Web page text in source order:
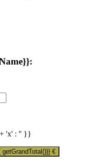
'x' : '' }}
getGrandTotal()}} €